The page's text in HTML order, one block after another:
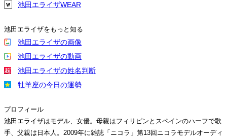
池田エライザWEAR
池田エライザをもっと知る
池田エライザの画像
池田エライザの動画
池田エライザの姓名判断
牡羊座の今日の運勢
プロフィール
池田エライザはモデル、女優。母親はフィリピンとスペインのハーフで歌
手、父親は日本人。2009年に雑誌「ニコラ」第13回ニコラモデルオーディ